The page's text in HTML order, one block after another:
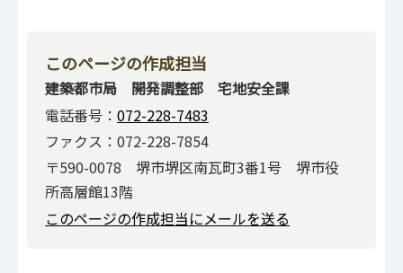
このページの作成担当
建築都市局 開発調整部 宅地安全課
電話番号： 072-228-7483
ファクス：072-228-7854
〒590-0078 堺市堺区南瓦町3番1号 堺市役
所高層館13階
このページの作成担当にメールを送る